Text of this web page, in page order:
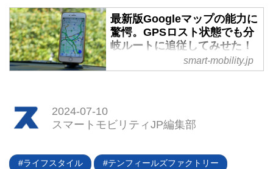
きるほか、バイク向けに最適化さ
れたナビゲーションや、プッシュ
型音声での情報提供により、安
心・安全なツーリングをサポート
するという。（タイトル写真はイ
会社は経路検索アプリ「乗換案
内」にて「AI音声入力 乗換案内」
の提供を開始した。従来の出発
地・目的地入力対応に加えて、日
時や交通手段まで一度に入力可能
最新版Googleマップの能力に
驚愕。GPSロスト状態でも分
岐ルートに追従してみせた！
- スマートモビリティJP
アップデートされており、それに
と単に見た目が変わっただけでな
smart-mobility.jp
2024-07-10
スマートモビリティJP編集部
ライフスタイル テンフィールズファクトリー